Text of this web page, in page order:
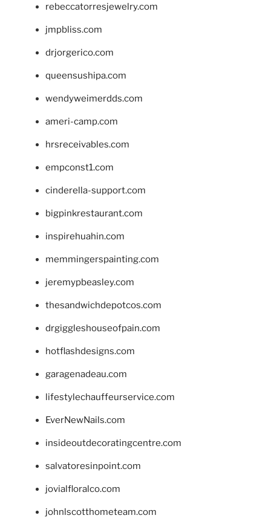
rebeccatorresjewelry.com
jmpbliss.com
drjorgerico.com
queensushipa.com
wendyweimerdds.com
ameri-camp.com
hrsreceivables.com
empconst1.com
cinderella-support.com
bigpinkrestaurant.com
inspirehuahin.com
memmingerspainting.com
jeremypbeasley.com
thesandwichdepotcos.com
drgiggleshouseofpain.com
hotflashdesigns.com
garagenadeau.com
lifestylechauffeurservice.com
EverNewNails.com
insideoutdecoratingcentre.com
salvatoresinpoint.com
jovialfloralco.com
johnlscotthometeam.com